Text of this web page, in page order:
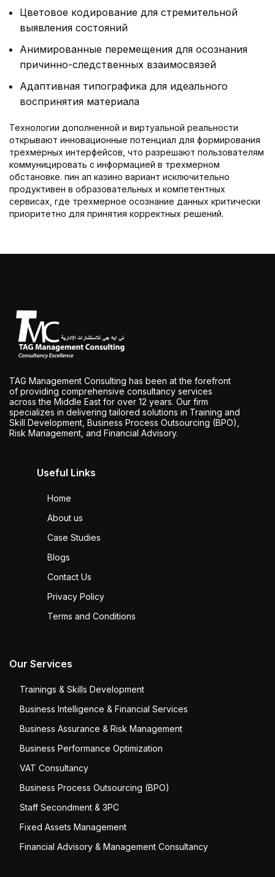
Цветовое кодирование для стремительной
выявления состояний
Анимированные перемещения для осознания
причинно-следственных взаимосвязей
Адаптивная типографика для идеального
воспринятия материала
Технологии дополненной и виртуальной реальности
открывают инновационные потенциал для формирования
трехмерных интерфейсов, что разрешают пользователям
коммуницировать с информацией в трехмерном
обстановке. пин ап казино вариант исключительно
продуктивен в образовательных и компетентных
сервисах, где трехмерное осознание данных критически
приоритетно для принятия корректных решений.
TAG Management Consulting has been at the forefront
of providing comprehensive consultancy services
across the Middle East for over 12 years. Our firm
specializes in delivering tailored solutions in Training and
Skill Development, Business Process Outsourcing (BPO),
Risk Management, and Financial Advisory.
Useful Links
Home
About us
Case Studies
Blogs
Contact Us
Privacy Policy
Terms and Conditions
Our Services
Trainings & Skills Development
Business Intelligence & Financial Services
Business Assurance & Risk Management
Business Performance Optimization
VAT Consultancy
Business Process Outsourcing (BPO)
Staff Secondment & 3PC
Fixed Assets Management
Financial Advisory & Management Consultancy